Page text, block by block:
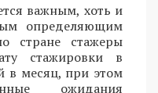
важным, хоть и
определяющим
стране стажеры
стажировки в
в месяц, при этом
ожидания